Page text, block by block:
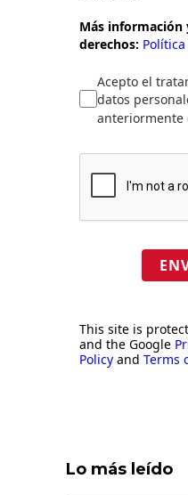
Más información
derechos:
Acepto el
datos
anteriormente
This site is
and the Google
Policy and Terms
Lo más leído